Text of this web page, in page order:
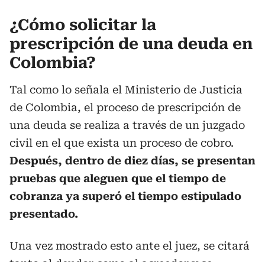
¿Cómo solicitar la
prescripción de una deuda en
Colombia?
Tal como lo señala el Ministerio de Justicia
de Colombia, el proceso de prescripción de
una deuda se realiza a través de un juzgado
civil en el que exista un proceso de cobro.
Después, dentro de diez días, se presentan
pruebas que aleguen que el tiempo de
cobranza ya superó el tiempo estipulado
presentado.
Una vez mostrado esto ante el juez, se citará